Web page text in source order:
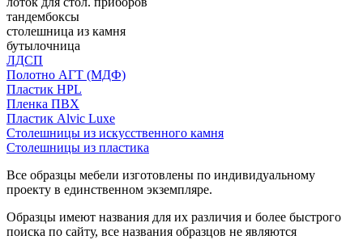
тандембоксы
столешница из камня
бутылочница
ЛДСП
Полотно АГТ (МДФ)
Пластик HPL
Пленка ПВХ
Пластик Alvic Luxe
Столешницы из искусственного камня
Столешницы из пластика
Все образцы мебели изготовлены по индивидуальному
проекту в единственном экземпляре.
Образцы имеют названия для их различия и более быстрого
поиска по сайту, все названия образцов не являются